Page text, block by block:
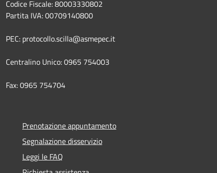
Codice Fiscale: 80003330802
Partita IVA: 00709140800
PEC: protocollo.scilla@asmepec.it
Centralino Unico: 0965 754003
Fax: 0965 754704
Prenotazione appuntamento
Segnalazione disservizio
Leggi le FAQ